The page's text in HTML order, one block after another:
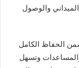
والوصول
الحفاظ الكامل
وتسهل